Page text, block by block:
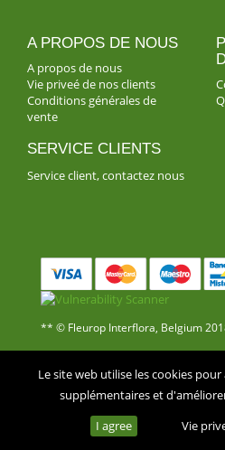
Le site web utilise les cookies
supplémentaires et
I agree
Vie
A PROPOS DE NOUS
A propos de nous
Vie priveé de nos clients
Conditions générales de
vente
SERVICE CLIENTS
Service client, contactez nous
** © Fleurop Interflora, Belgium
clients Conditions de vente